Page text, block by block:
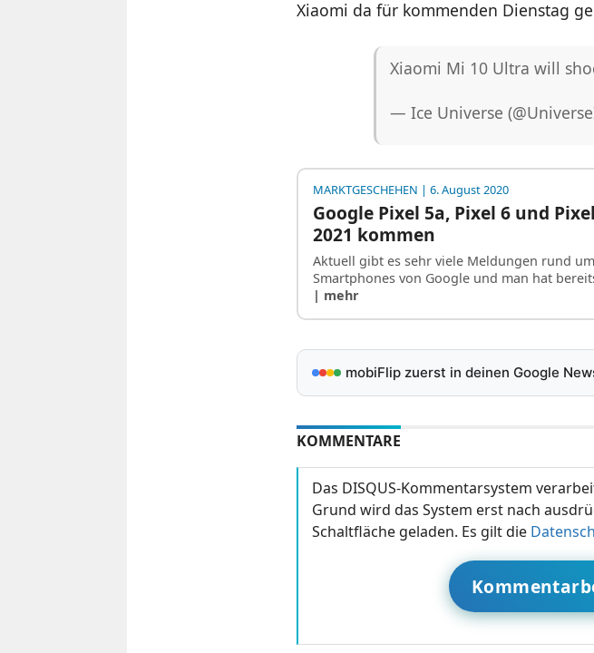
Xiaomi da für kommenden Dienstag
Xiaomi Mi 10 Ultra will
— Ice Universe
MARKTGESCHEHEN | 6. August 2020
Google Pixel 5a, Pixel 6 und
2021 kommen
Aktuell gibt es sehr viele Meldungen rund
Smartphones von Google und man hat
| mehr
mobiFlip zuerst in deinen Google
KOMMENTARE
Das DISQUS-Kommentarsystem
Grund wird das System erst nach
Schaltfläche geladen. Es gilt die